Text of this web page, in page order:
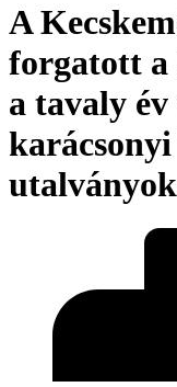
A
forgatott a
a tavaly